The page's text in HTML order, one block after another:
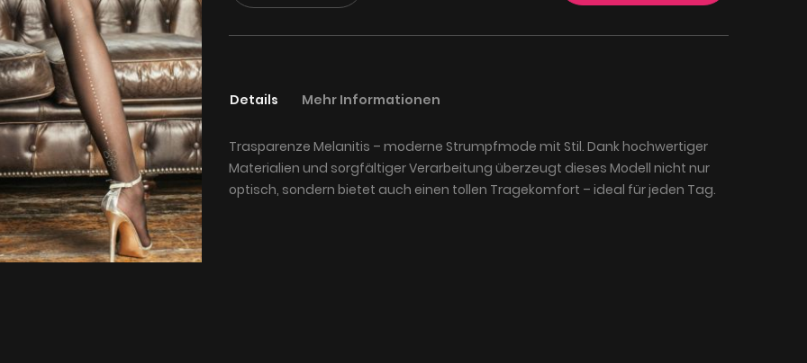
Details
Trasparenze Melanitis – moderne Strumpfmode mit Stil. Dank hochwertiger
Materialien und sorgfältiger Verarbeitung überzeugt dieses Modell nicht nur
optisch, sondern bietet auch einen tollen Tragekomfort – ideal für jeden Tag.
Mehr Informationen